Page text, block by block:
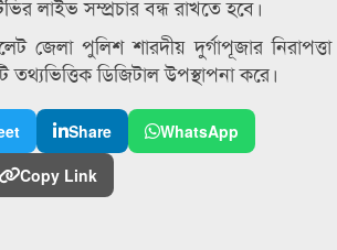
লাইভ সম্প্রচার বন্ধ রাখতে হবে।
জেলা পুলিশ শারদীয় দুর্গাপূজার নিরাপত্তা
ডিজিটাল উপস্থাপনা করে।
Share
WhatsApp
Copy Link